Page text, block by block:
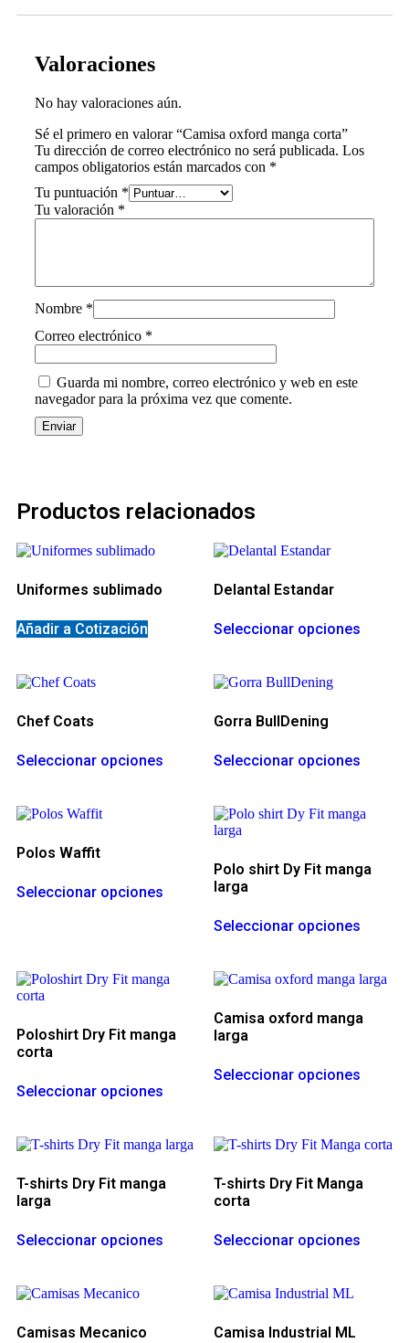
Valoraciones
No hay valoraciones aún.
Sé el primero en valorar “Camisa oxford manga corta”
Tu dirección de correo electrónico no será publicada. Los
campos obligatorios están marcados con *
Tu puntuación *
Tu valoración *
Nombre *
Correo electrónico *
Guarda mi nombre, correo electrónico y web en este
navegador para la próxima vez que comente.
Productos relacionados
Uniformes sublimado
Añadir a Cotización
Delantal Estandar
Seleccionar opciones
Chef Coats
Seleccionar opciones
Gorra BullDening
Seleccionar opciones
Polos Waffit
Seleccionar opciones
Polo shirt Dy Fit manga
larga
Seleccionar opciones
Poloshirt Dry Fit manga
corta
Seleccionar opciones
Camisa oxford manga
larga
Seleccionar opciones
T-shirts Dry Fit manga
larga
Seleccionar opciones
T-shirts Dry Fit Manga
corta
Seleccionar opciones
Camisas Mecanico Camisa Industrial ML